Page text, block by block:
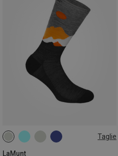
Taglie
LaMunt
35|36|37|38 39|40|41|42